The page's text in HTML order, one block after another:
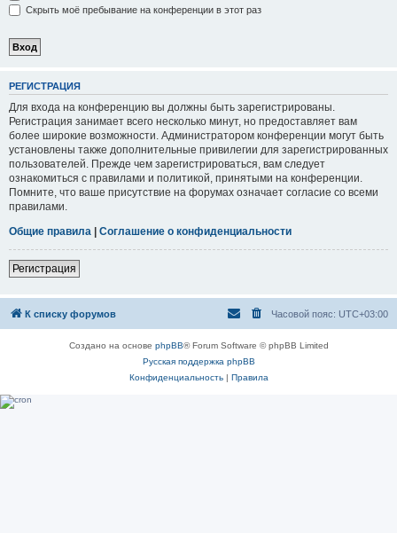
Скрыть моё пребывание на конференции в этот раз
РЕГИСТРАЦИЯ
Для входа на конференцию вы должны быть зарегистрированы.
Регистрация занимает всего несколько минут, но предоставляет вам
более широкие возможности. Администратором конференции могут быть
установлены также дополнительные привилегии для зарегистрированных
пользователей. Прежде чем зарегистрироваться, вам следует
ознакомиться с правилами и политикой, принятыми на конференции.
Помните, что ваше присутствие на форумах означает согласие со всеми
правилами.
Общие правила | Соглашение о конфиденциальности
Регистрация
К списку форумов Часовой пояс: UTC+03:00
Создано на основе phpBB® Forum Software © phpBB Limited
Русская поддержка phpBB
Конфиденциальность| Правила